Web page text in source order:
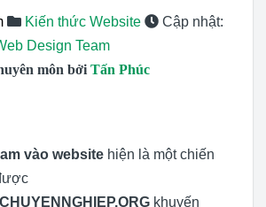
Kiến thức Website
Cập nhật:
Design Team
môn bởi Tấn Phúc
vào website hiện là một chiến
khuyến